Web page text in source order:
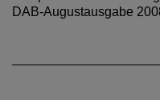
DAB-Augustausgabe